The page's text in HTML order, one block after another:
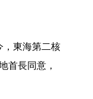
，東海第二核
首長同意，